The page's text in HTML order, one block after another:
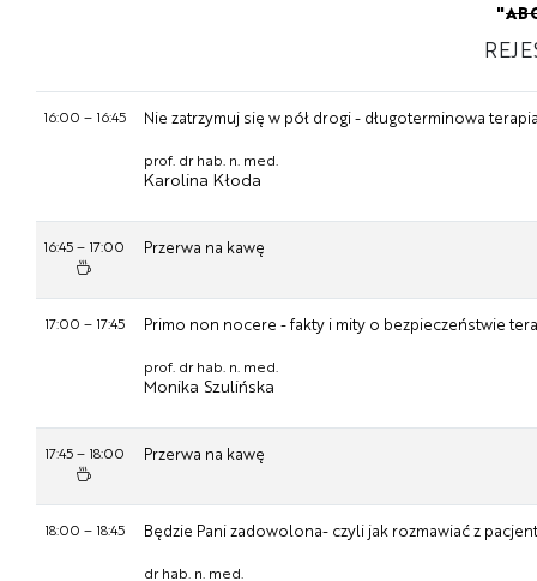
"
16:00 – 16:45 Nie zatrzymuj się w pół drogi - długoterminowa
prof. dr hab. n. med.
Karolina Kłoda
16:45– 17:00 Przerwa na kawę
17:00 – 17:45 Primo non nocere - fakty i mity o bezpieczeństwie
prof. dr hab. n. med.
Monika Szulińska
17:45– 18:00 Przerwa na kawę
18:00 – 18:45 Będzie Pani zadowolona- czyli jak rozmawiać z
dr hab. n. med.